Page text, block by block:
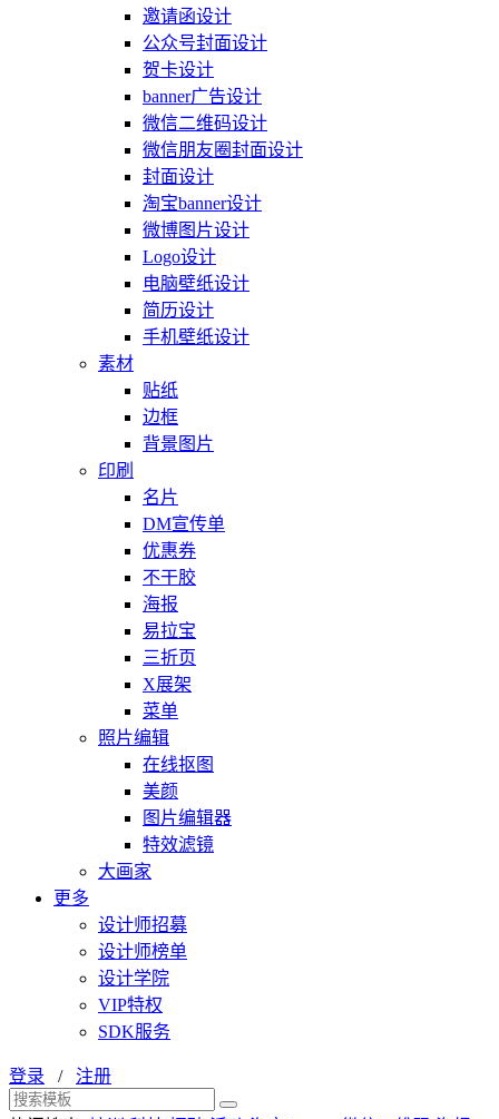
邀请函设计
公众号封面设计
贺卡设计
banner广告设计
微信二维码设计
微信朋友圈封面设计
封面设计
淘宝banner设计
微博图片设计
Logo设计
电脑壁纸设计
简历设计
手机壁纸设计
素材
贴纸
边框
背景图片
印刷
名片
DM宣传单
优惠券
不干胶
海报
易拉宝
三折页
X展架
菜单
照片编辑
在线抠图
美颜
图片编辑器
特效滤镜
大画家
更多
设计师招募
设计师榜单
设计学院
VIP特权
SDK服务
登录 / 注册